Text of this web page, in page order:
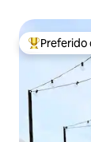
Entre os
Preferido